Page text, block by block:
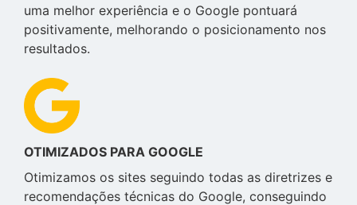
uma melhor experiência e o Google pontuará
positivamente, melhorando o posicionamento nos
resultados.
OTIMIZADOS PARA GOOGLE
Otimizamos os sites seguindo todas as diretrizes e
recomendações técnicas do Google, conseguindo